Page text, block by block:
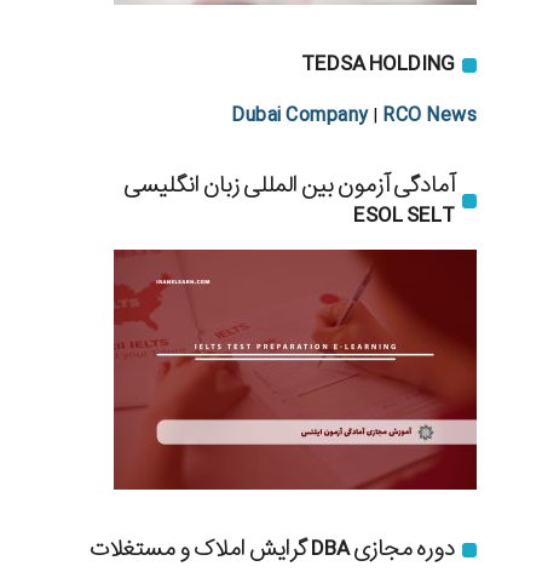
TEDSA HOLDING
Dubai Company| RCO News
آمادگی آزمون بین المللی زبان انگلیسی
ESOL SELT
دوره مجازی DBA گرایش املاک و مستغلات